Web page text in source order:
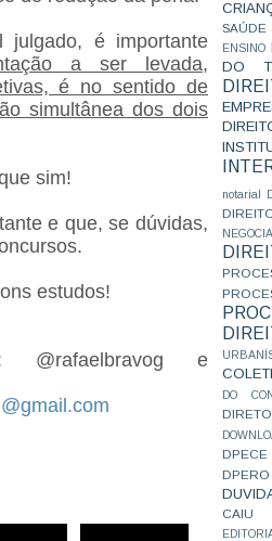
é importante
a ser levada,
é no sentido de
simultânea dos dois
sim!
e que, se dúvidas,
estudos!
@rafaelbravog e
SAÚDE
ENSINO
DO
notarial
DO
DPECE
DPERO
CAIU